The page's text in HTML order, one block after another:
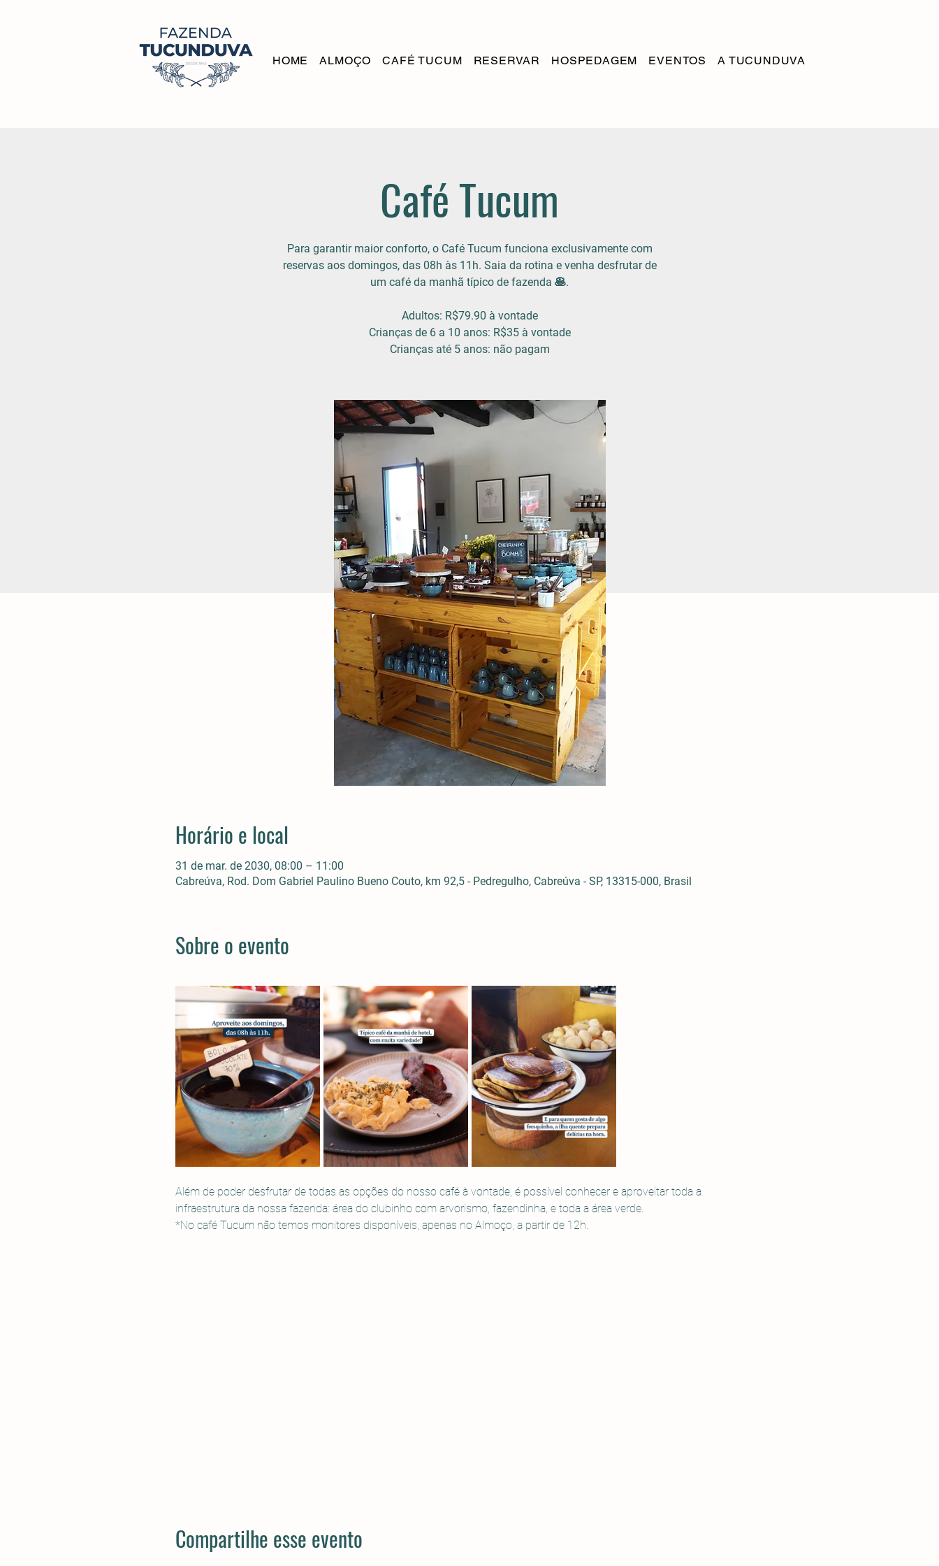
HOME ALMOÇO CAFÉ TUCUM RESERVAR HOSPEDAGEM EVENTOS A TUCUNDUVA
Café Tucum
Para garantir maior conforto, o Café Tucum funciona exclusivamente com
reservas aos domingos, das 08h às 11h. Saia da rotina e venha desfrutar de
um café da manhã típico de fazenda 🥞.
Adultos: R$79.90 à vontade
Crianças de 6 a 10 anos: R$35 à vontade
Horário e local
31 de mar. de 2030, 08:00 – 11:00
Cabreúva, Rod. Dom Gabriel Paulino Bueno Couto, km 92,5 - Pedregulho, Cabreúva - SP, 13315-000, Brasil
Sobre o evento
Além de poder desfrutar de todas as opções do nosso café à vontade, é possível conhecer e aproveitar toda a
infraestrutura da nossa fazenda: área do clubinho com arvorismo, fazendinha, e toda a área verde.
*No café Tucum não temos monitores disponíveis, apenas no Almoço, a partir de 12h.
Compartilhe esse evento